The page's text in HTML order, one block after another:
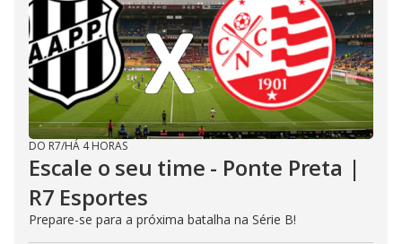
DO R7/HÁ 4 HORAS
Escale o seu time - Ponte Preta |
R7 Esportes
Prepare-se para a próxima batalha na Série B!